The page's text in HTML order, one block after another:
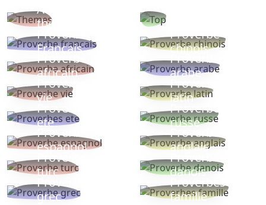
Autres
thèmes
Proverbe
Français
Proverbe
chinois
Proverbe
africain
Proverbe
arabe
Proverbe
vie
Proverbe
latin
Proverbes
ete
Proverbe
russe
Proverbe
espagnol
Proverbe
anglais
Proverbe
turc
Proverbe
danois
Proverbe
grec
Proverbes
famille